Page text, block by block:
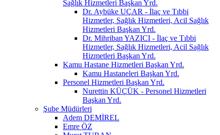
Sağlık Hizmetleri Başkan Yrd.
Dr. Aybüke UÇAR - İlaç ve Tıbbi
Hizmetler, Sağlık Hizmetleri, Acil Sağlık
Hizmetleri Başkan Yrd.
Dr. Mihriban YAZICI - İlaç ve Tıbbi
Hizmetler, Sağlık Hizmetleri, Acil Sağlık
Hizmetleri Başkan Yrd.
Kamu Hastane Hizmetleri Başkan Yrd.
Kamu Hastaneleri Başkan Yrd.
Personel Hizmetleri Başkan Yrd.
Nurettin KÜÇÜK - Personel Hizmetleri
Başkan Yrd.
Şube Müdürleri
Adem DEMİREL
Emre ÖZ